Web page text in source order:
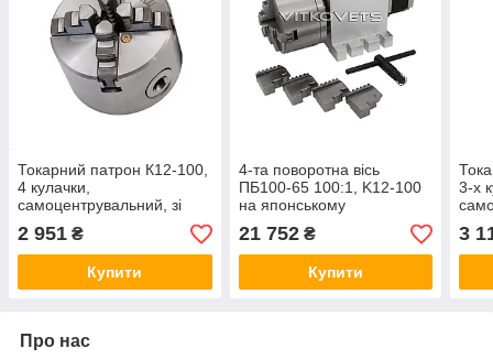
Токарний патрон К12-100,
4 кулачки,
самоцентрувальний, зі
зворотними кулачками,
внутрішній діаметр 22 мм
2 951 ₴
Купити
4-та поворотна вісь
ПБ100-65 100:1, K12-100
на японському
безлюфтовому
гармонічному (хвиляному)
редукторі
21 752₴
Купити
3-х
зі
3
Про нас